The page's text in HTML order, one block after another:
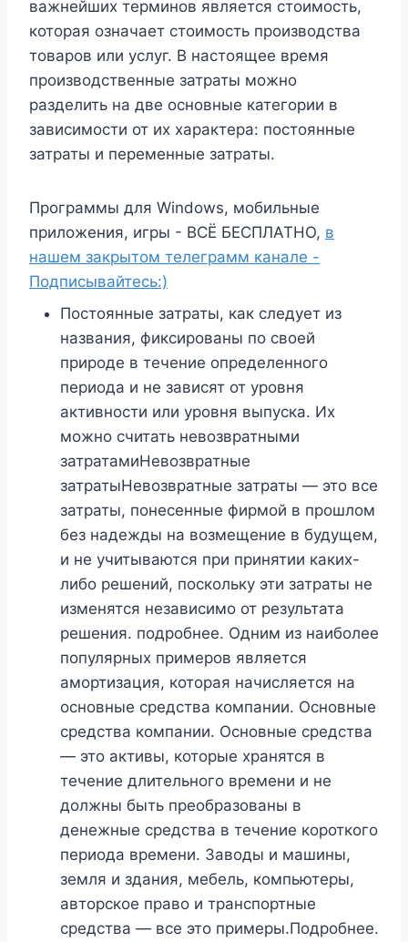
важнейших терминов является стоимость,
которая означает стоимость производства
товаров или услуг. В настоящее время
производственные затраты можно
разделить на две основные категории в
зависимости от их характера: постоянные
затраты и переменные затраты.
Программы для Windows, мобильные
приложения, игры - ВСЁ БЕСПЛАТНО, в
нашем закрытом телеграмм канале -
Подписывайтесь:)
Постоянные затраты, как следует из
названия, фиксированы по своей
природе в течение определенного
периода и не зависят от уровня
активности или уровня выпуска. Их
можно считать невозвратными
затратамиНевозвратные
затратыНевозвратные затраты — это все
затраты, понесенные фирмой в прошлом
без надежды на возмещение в будущем,
и не учитываются при принятии каких-
либо решений, поскольку эти затраты не
изменятся независимо от результата
решения. подробнее. Одним из наиболее
популярных примеров является
амортизация, которая начисляется на
основные средства компании. Основные
средства компании. Основные средства
— это активы, которые хранятся в
течение длительного времени и не
должны быть преобразованы в
денежные средства в течение короткого
периода времени. Заводы и машины,
земля и здания, мебель, компьютеры,
авторское право и транспортные
средства — все это примеры.Подробнее.